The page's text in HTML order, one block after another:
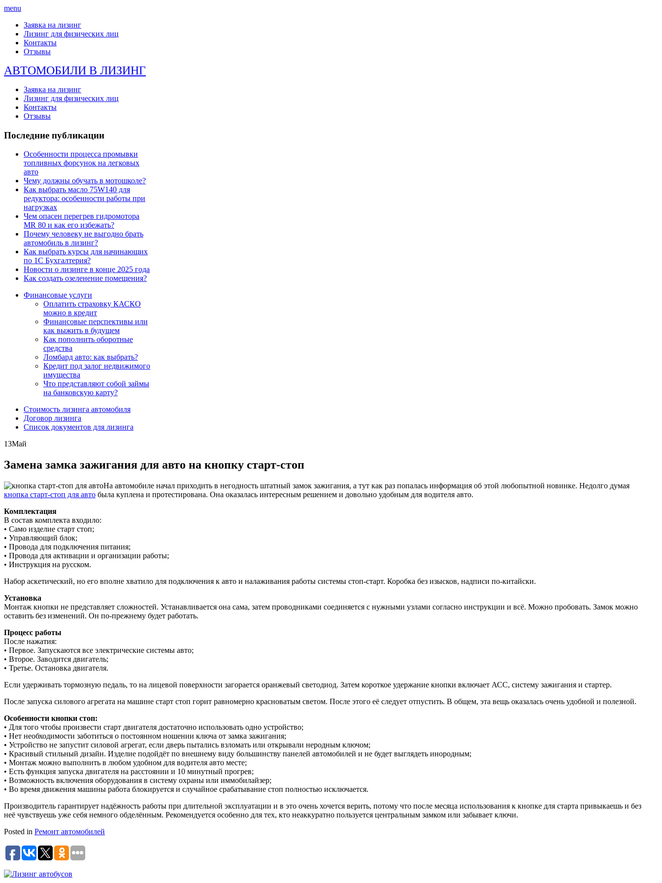
menu
Заявка на лизинг
Лизинг для физических лиц
Контакты
Отзывы
АВТОМОБИЛИ В ЛИЗИНГ
Заявка на лизинг
Лизинг для физических лиц
Контакты
Отзывы
Последние публикации
Особенности процесса промывки
топливных форсунок на легковых
авто
Чему должны обучать в мотошколе?
Как выбрать масло 75W140 для
редуктора: особенности работы при
нагрузках
Чем опасен перегрев гидромотора
MR 80 и как его избежать?
Почему человеку не выгодно брать
автомобиль в лизинг?
Как выбрать курсы для начинающих
по 1С Бухгалтерия?
Новости о лизинге в конце 2025 года
Как создать озеленение помещения?
Финансовые услуги
Оплатить страховку КАСКО
можно в кредит
Финансовые перспективы или
как выжить в будущем
Как пополнить оборотные
средства
Ломбард авто: как выбрать?
Кредит под залог недвижимого
имущества
Что представляют собой займы
на банковскую карту?
Стоимость лизинга автомобиля
Договор лизинга
Список документов для лизинга
13Май
Замена замка зажигания для авто на кнопку старт-стоп
На автомобиле начал приходить в негодность штатный замок зажигания, а тут как раз попалась информация об этой любопытной новинке. Недолго думая
кнопка старт-стоп для авто была куплена и протестирована. Она оказалась интересным решением и довольно удобным для водителя авто.
Комплектация
В состав комплекта входило:
• Само изделие старт стоп;
• Управляющий блок;
• Провода для подключения питания;
• Провода для активации и организации работы;
• Инструкция на русском.
Набор аскетический, но его вполне хватило для подключения к авто и налаживания работы системы стоп-старт. Коробка без изысков, надписи по-китайски.
Установка
Монтаж кнопки не представляет сложностей. Устанавливается она сама, затем проводниками соединяется с нужными узлами согласно инструкции и всё. Можно пробовать. Замок можно
оставить без изменений. Он по-прежнему будет работать.
Процесс работы
После нажатия:
• Первое. Запускаются все электрические системы авто;
• Второе. Заводится двигатель;
• Третье. Остановка двигателя.
Если удерживать тормозную педаль, то на лицевой поверхности загорается оранжевый светодиод. Затем короткое удержание кнопки включает АСС, систему зажигания и стартер.
После запуска силового агрегата на машине старт стоп горит равномерно красноватым светом. После этого её следует отпустить. В общем, эта вещь оказалась очень удобной и полезной.
Особенности кнопки стоп:
• Для того чтобы произвести старт двигателя достаточно использовать одно устройство;
• Нет необходимости заботиться о постоянном ношении ключа от замка зажигания;
• Устройство не запустит силовой агрегат, если дверь пытались взломать или открывали неродным ключом;
• Красивый стильный дизайн. Изделие подойдёт по внешнему виду большинству панелей автомобилей и не будет выглядеть инородным;
• Монтаж можно выполнить в любом удобном для водителя авто месте;
• Есть функция запуска двигателя на расстоянии и 10 минутный прогрев;
• Возможность включения оборудования в систему охраны или иммобилайзер;
• Во время движения машины работа блокируется и случайное срабатывание стоп полностью исключается.
Производитель гарантирует надёжность работы при длительной эксплуатации и в это очень хочется верить, потому что после месяца использования к кнопке для старта привыкаешь и без
неё чувствуешь уже себя немного обделённым. Рекомендуется особенно для тех, кто неаккуратно пользуется центральным замком или забывает ключи.
Posted in Ремонт автомобилей